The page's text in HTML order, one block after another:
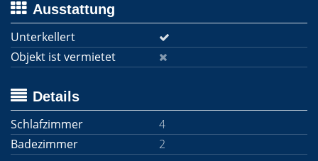
Ausstattung
Unterkellert
Objekt ist vermietet
Details
Schlafzimmer
4
Badezimmer
2